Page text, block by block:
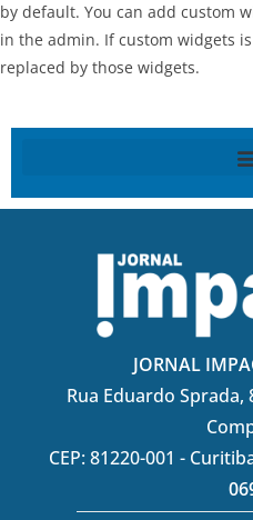
by default. You can add custom
in the admin. If custom widgets
replaced by those widgets.
JORNAL
Rua Eduardo Sprada,
CEP: 81220-001 -